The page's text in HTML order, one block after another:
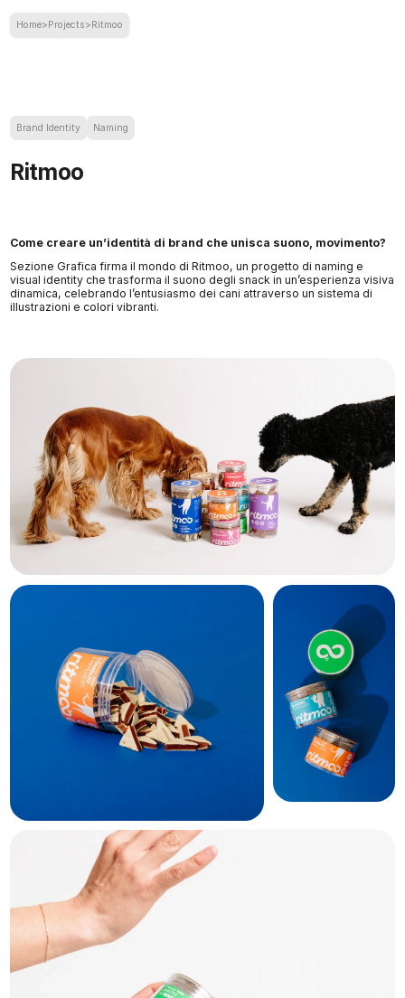
Home>Projects>Ritmoo
Ritmoo
Brand Identity Naming
Come creare un’identità di brand che unisca suono, movimento?
Sezione Grafica firma il mondo di Ritmoo, un progetto di naming e
visual identity che trasforma il suono degli snack in un’esperienza visiva
dinamica, celebrando l’entusiasmo dei cani attraverso un sistema di
illustrazioni e colori vibranti.